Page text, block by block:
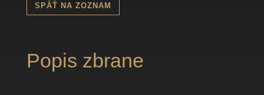
SPÄŤ NA ZOZNAM
Popis zbrane